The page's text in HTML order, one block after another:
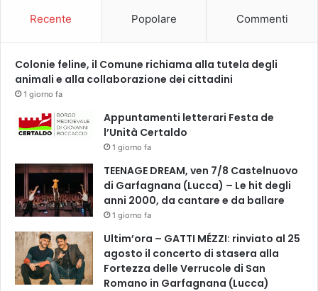
o
Recente Popolare Commenti
Colonie feline, il Comune richiama alla tutela degli
animali e alla collaborazione dei cittadini
1 giorno fa
Appuntamenti letterari Festa de
l’Unità Certaldo
1 giorno fa
TEENAGE DREAM, ven 7/8 Castelnuovo
di Garfagnana (Lucca) – Le hit degli
anni 2000, da cantare e da ballare
1 giorno fa
Ultim’ora – GATTI MÉZZI: rinviato al 25
agosto il concerto di stasera alla
Fortezza delle Verrucole di San
Romano in Garfagnana (Lucca)